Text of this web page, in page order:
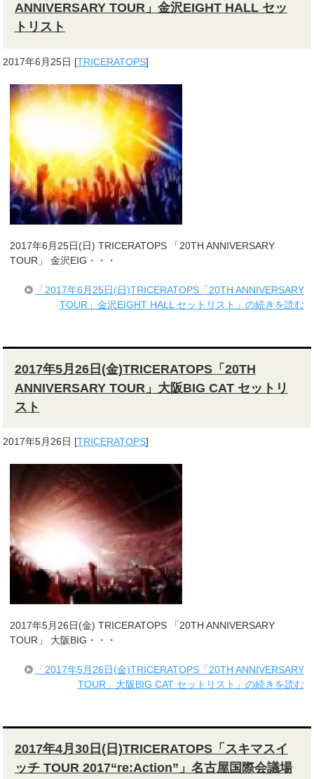
ANNIVERSARY TOUR」金沢EIGHT HALL セッ
トリスト
2017年6月25日 [TRICERATOPS]
2017年6月25日(日) TRICERATOPS 「20TH ANNIVERSARY
TOUR」 金沢EIG・・・
「2017年6月25日(日)TRICERATOPS「20TH ANNIVERSARY
TOUR」金沢EIGHT HALL セットリスト」の続きを読む
2017年5月26日(金)TRICERATOPS「20TH
ANNIVERSARY TOUR」大阪BIG CAT セットリ
スト
2017年5月26日 [TRICERATOPS]
2017年5月26日(金) TRICERATOPS 「20TH ANNIVERSARY
TOUR」 大阪BIG・・・
「2017年5月26日(金)TRICERATOPS「20TH ANNIVERSARY
TOUR」大阪BIG CAT セットリスト」の続きを読む
2017年4月30日(日)TRICERATOPS「スキマスイ
ッチ TOUR 2017“re:Action”」名古屋国際会議場